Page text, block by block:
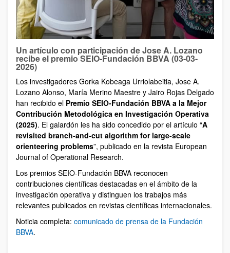
Un artículo con participación de Jose A. Lozano
recibe el premio SEIO-Fundación BBVA (03-03-
2026)
Los investigadores Gorka Kobeaga Urriolabeitia, Jose A.
Lozano Alonso, María Merino Maestre y Jairo Rojas Delgado
han recibido el Premio SEIO-Fundación BBVA a la Mejor
Contribución Metodológica en Investigación Operativa
(2025). El galardón les ha sido concedido por el artículo “A
revisited branch-and-cut algorithm for large-scale
orienteering problems”, publicado en la revista European
Journal of Operational Research.
Los premios SEIO-Fundación BBVA reconocen
contribuciones científicas destacadas en el ámbito de la
investigación operativa y distinguen los trabajos más
relevantes publicados en revistas científicas internacionales.
Noticia completa: comunicado de prensa de la Fundación
BBVA.